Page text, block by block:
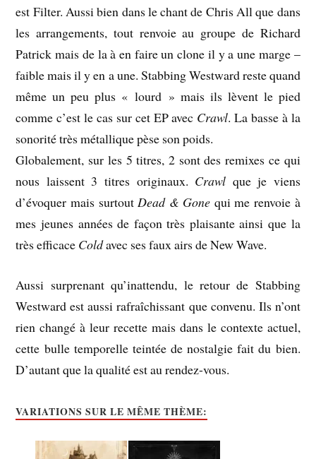
est Filter. Aussi bien dans le chant de Chris All que dans
les arrangements, tout renvoie au groupe de Richard
Patrick mais de la à en faire un clone il y a une marge –
faible mais il y en a une. Stabbing Westward reste quand
même un peu plus « lourd » mais ils lèvent le pied
comme c’est le cas sur cet EP avec Crawl. La basse à la
sonorité très métallique pèse son poids.
Globalement, sur les 5 titres, 2 sont des remixes ce qui
nous laissent 3 titres originaux. Crawl que je viens
d’évoquer mais surtoutDead & Gone qui me renvoie à
mes jeunes années de façon très plaisante ainsi que la
très efficace Coldavec ses faux airs de New Wave.
Aussi surprenant qu’inattendu, le retour de Stabbing
Westward est aussi rafraîchissant que convenu. Ils n’ont
rien changé à leur recette mais dans le contexte actuel,
cette bulle temporelle teintée de nostalgie fait du bien.
D’autant que la qualité est au rendez-vous.
VARIATIONS SUR LE MÊME THÈME: